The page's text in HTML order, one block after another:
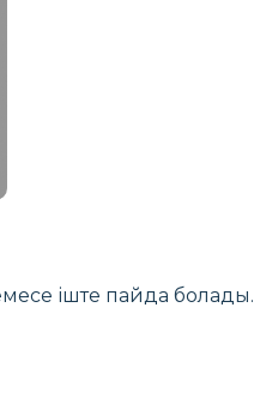
іште пайда болады.